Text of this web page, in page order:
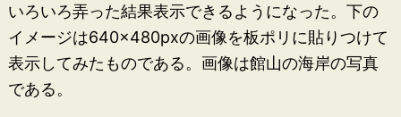
いろいろ弄った結果表示できるようになった。下の
イメージは640×480pxの画像を板ポリに貼りつけて
表示してみたものである。画像は館山の海岸の写真
である。